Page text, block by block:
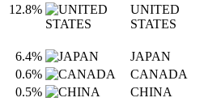
12.8%
UNITED
STATES
6.4%
JAPAN
0.6%
CANADA
0.5%
CHINA